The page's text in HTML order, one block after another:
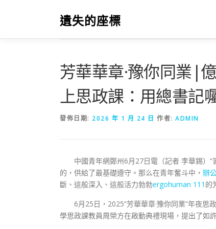
要
遺失的座標
芳華華章·豫你同業|
上思政課：用總書記
發佈日期: 2026 年 1 月 24 日 作者: ADMIN
中國青年網鄭州6月27日電（記者 李華錫）
的，供給了最基礎遵守。那么在青年奮斗中， 辦
斷、這般深入、這般活力勃勃ergohuman 111 的
6月25日，2025“芳華華章·豫你同業”年夜思
學思政課教員周榮方在啟動典禮現場，提出了如